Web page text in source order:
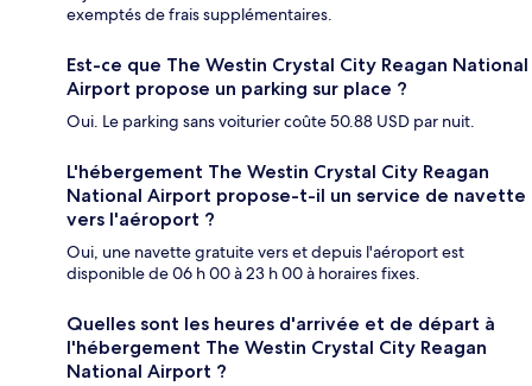
exemptés de frais supplémentaires.
Est-ce que The Westin Crystal City Reagan National
Airport propose un parking sur place ?
Oui. Le parking sans voiturier coûte 50.88 USD par nuit.
L'hébergement The Westin Crystal City Reagan
National Airport propose-t-il un service de navette
vers l'aéroport ?
Oui, une navette gratuite vers et depuis l'aéroport est
disponible de 06 h 00 à 23 h 00 à horaires fixes.
Quelles sont les heures d'arrivée et de départ à
l'hébergement The Westin Crystal City Reagan
National Airport ?